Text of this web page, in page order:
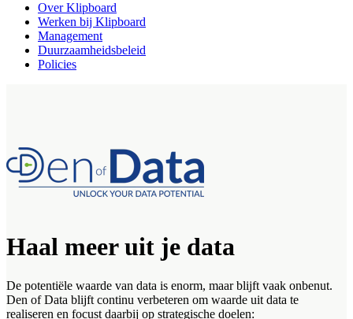
Over Klipboard
Werken bij Klipboard
Management
Duurzaamheidsbeleid
Policies
Haal meer uit je data
De potentiële waarde van data is enorm, maar blijft vaak onbenut.
Den of Data blijft continu verbeteren om waarde uit data te
realiseren en focust daarbij op strategische doelen: